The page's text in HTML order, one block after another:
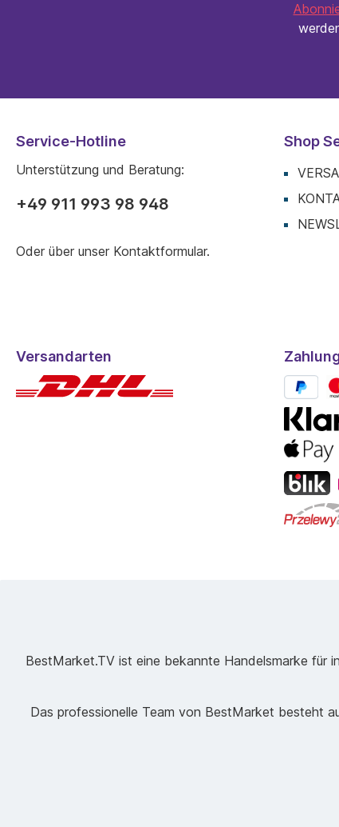
Service-Hotline
Unterstützung und Beratung:
+49 911 993 98 948
Oder über unser Kontaktformular.
Shop
Versandarten
BestMarket.TV ist eine bekannte Handelsmarke für
Das professionelle Team von BestMarket besteht